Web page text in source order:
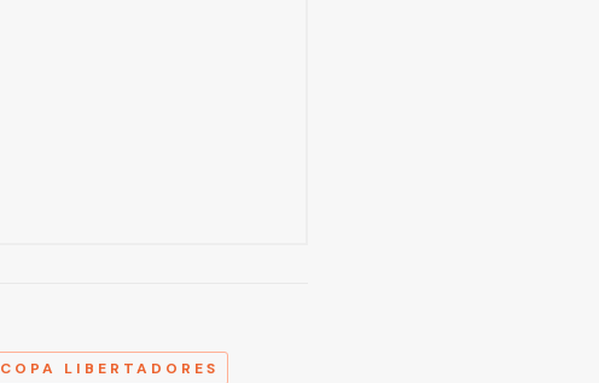
COPA LIBERTADORES